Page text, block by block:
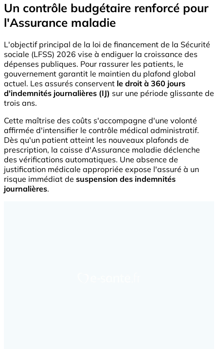
Un contrôle budgétaire renforcé pour
l'Assurance maladie
L'objectif principal de la loi de financement de la Sécurité
sociale (LFSS) 2026 vise à endiguer la croissance des
dépenses publiques. Pour rassurer les patients, le
gouvernement garantit le maintien du plafond global
actuel. Les assurés conservent le droit à 360 jours
d'indemnités journalières (IJ) sur une période glissante de
trois ans.
Cette maîtrise des coûts s'accompagne d'une volonté
affirmée d'intensifier le contrôle médical administratif.
Dès qu'un patient atteint les nouveaux plafonds de
prescription, la caisse d'Assurance maladie déclenche
des vérifications automatiques. Une absence de
justification médicale appropriée expose l'assuré à un
risque immédiat de suspension des indemnités
journalières.